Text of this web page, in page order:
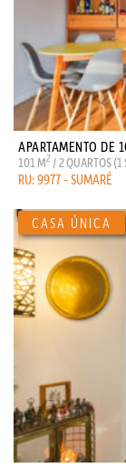
APARTAMENTO DE
101 M2 / 2 QUARTOS
RU: 9977 - SUMARÉ